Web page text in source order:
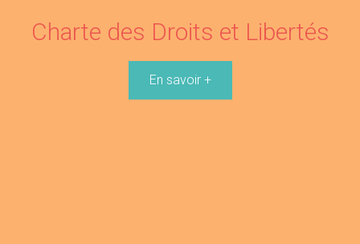
Charte des Droits et Libertés
En savoir +